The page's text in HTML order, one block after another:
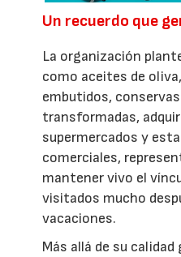
Un recuerdo que
La organización
como aceites de
embutidos,
transformadas,
supermercados y
comerciales,
mantener vivo el
visitados mucho
vacaciones.
Más allá de su